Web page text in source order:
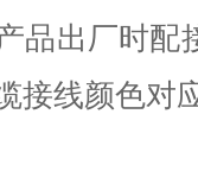
品出厂时配
接线颜色对